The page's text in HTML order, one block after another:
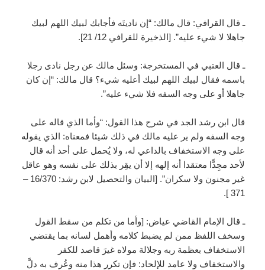
ـ قال القرافي: قال مالك: “إن ناديتَه فأجابك لبيك اللهم لبيك
جاهلا لا شيء عليه”. [الذخيرة للقرافي 12/ 21].
ـ قال العتبي في المستخرجة: وسئل مالك عن رجل نادى رجلا
باسمه فقال لبيك اللهم لبيك أعليه شيء؟ قال مالك: “إن كان
جاهلا أو على وجه السفه فلا شيء عليه”.
قال ابن رشد الجد في شرح هذا القول: “وأما الذي قاله على
وجه السفه ولم ير عليه مالك في ذلك شيئا فمعناه: الذي يقوله
على وجه الاستخفاف بالداعي له، ولا يُحمل على أحد أنه قال
لأحد مجِدًّا معتقدا أنه إلهه إلا أن يقِر بذلك على نفسه وهو عاقل
غير مجنون ولا سكران”. [البيان والتحصيل لابن رشد: 16/370 –
371 ].
ـ قال الإمام القاضي عياض: [وأما من تكلم من سقط القول
وسخف اللفظ ممن لم يضبط كلامه وأهمل لسانه بما يقتضي
الاستخفاف بعظمة ربه وجلالة مولاه غيرَ قاصد للكفر
والاستخفاف ولا عامد للإلحاد: فإن تكرر هذا منه وعُرف به دلَّ